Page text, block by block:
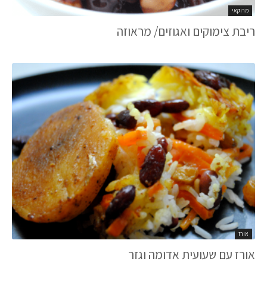
מרוקאי
ריבת צימוקים ואגוזים/ מראוזה
אורז
אורז עם שעועית אדומה וגזר